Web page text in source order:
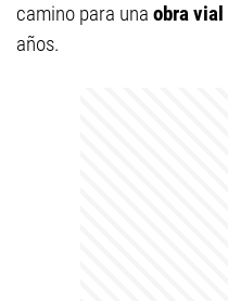
camino para una obra vial
años.